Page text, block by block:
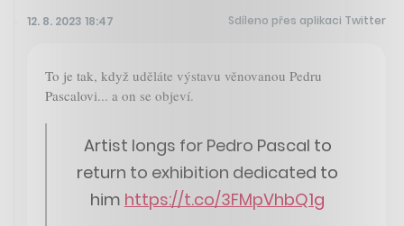
12. 8. 2023 18:47 Sdíleno přes aplikaci Twitter
To je tak, když uděláte výstavu věnovanou Pedru
Pascalovi... a on se objeví.
Artist longs for Pedro Pascal to
return to exhibition dedicated to
him https://t.co/3FMpVhbQ1g